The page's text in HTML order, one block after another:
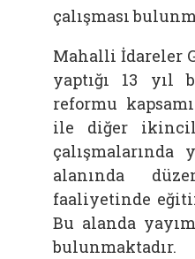
çalışması
Mahalli İdareler
yaptığı 13 yıl
reformu
ile diğer
alanında
faaliyetinde
Bu alanda
bulunmaktadır.